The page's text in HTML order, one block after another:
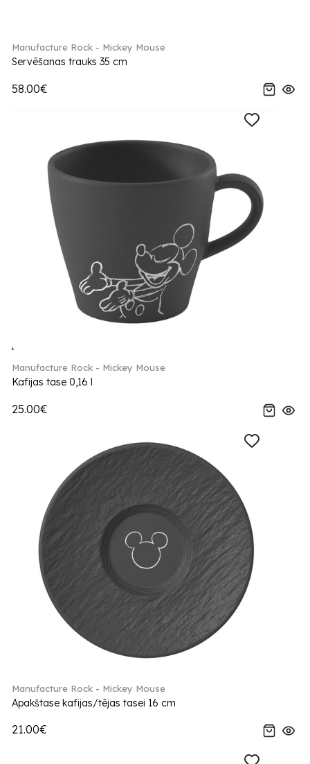
Manufacture Rock - Mickey Mouse
Servēšanas trauks 35 cm
58.00€
Manufacture Rock - Mickey Mouse
Kafijas tase 0,16 l
25.00€
Manufacture Rock - Mickey Mouse
Apakštase kafijas/tējas tasei 16 cm
21.00€